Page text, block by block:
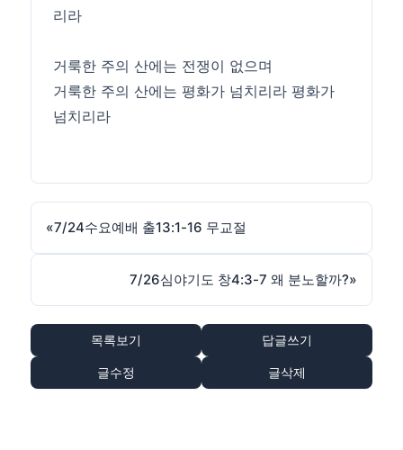
리라
거룩한 주의 산에는 전쟁이 없으며
거룩한 주의 산에는 평화가 넘치리라 평화가
넘치리라
«7/24수요예배 출13:1-16 무교절
7/26심야기도 창4:3-7 왜 분노할까?»
목록보기 답글쓰기
글수정 글삭제